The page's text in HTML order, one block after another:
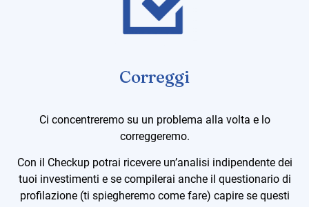
Correggi
Ci concentreremo su un problema alla volta e lo
correggeremo.
Con il Checkup potrai ricevere un’analisi indipendente dei
tuoi investimenti e se compilerai anche il questionario di
profilazione (ti spiegheremo come fare) capire se questi